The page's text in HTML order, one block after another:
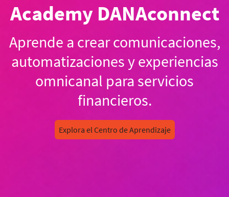
Academy DANAconnect
Aprende a crear comunicaciones,
automatizaciones y experiencias
omnicanal para servicios
financieros.
Explora el Centro de Aprendizaje